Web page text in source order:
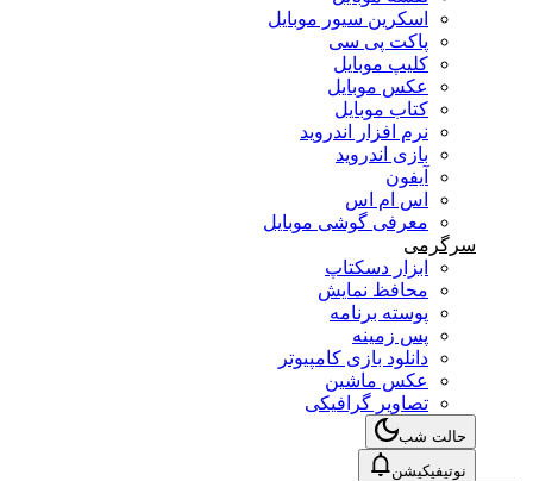
اسکرین سیور موبایل
پاکت پی سی
کلیپ موبایل
عکس موبایل
کتاب موبایل
نرم افزار اندروید
بازی اندروید
آیفون
اس ام اس
معرفی گوشی موبایل
سرگرمی
ابزار دسکتاپ
محافظ نمایش
پوسته برنامه
پس زمینه
دانلود بازی کامپیوتر
عکس ماشین
تصاویر گرافیکی
حالت شب
نوتیفیکیشن